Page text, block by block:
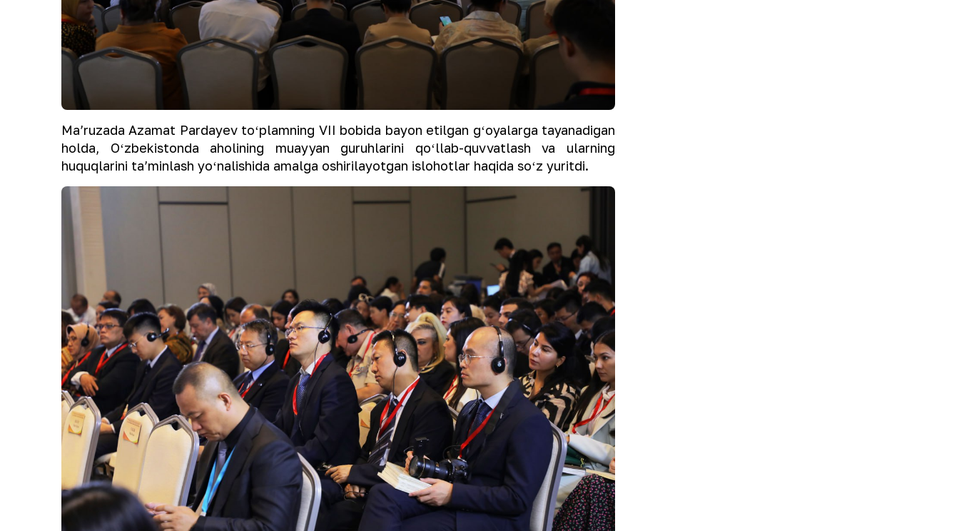
Maʼruzada Azamat Pardayev toʻplamning VII bobida bayon etilgan gʻoyalarga tayanadigan
holda, Oʻzbekistonda aholining muayyan guruhlarini qoʻllab-quvvatlash va ularning
huquqlarini taʼminlash yoʻnalishida amalga oshirilayotgan islohotlar haqida soʻz yuritdi.